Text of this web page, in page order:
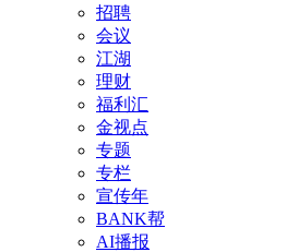
招聘
会议
江湖
理财
福利汇
金视点
专题
专栏
宣传年
BANK帮
AI播报